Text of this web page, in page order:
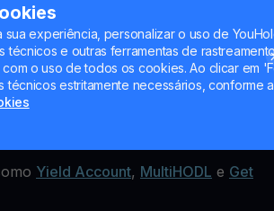
sua experiência, personalizar o uso de
técnicos e outras ferramentas de
o uso de todos os cookies. Ao clicar em
técnicos estritamente necessários, conforme
baixo
e desbloquear levantamentos à
de exchange de criptomoedas
Yield Account, MultiHODL e Get